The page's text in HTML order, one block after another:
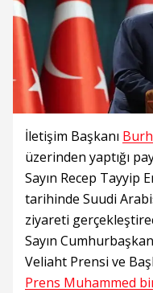
İletişim Başkanı
üzerinden yaptığı
Sayın Recep Tayyip
tarihinde Suudi
ziyareti
Sayın
Veliaht Prensi ve
Prens Muhammed